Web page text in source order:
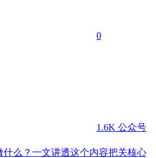
0
1.6K 公众号
什么？一文讲透这个内容把关核心